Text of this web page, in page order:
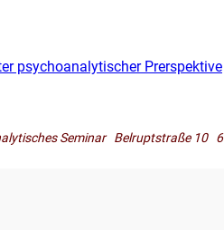
psychoanalytischer Prerspektive
Seminar Belruptstraße 10